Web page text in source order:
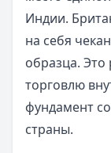
Индии.
на себя
образца.
торговлю
фундамент
страны.